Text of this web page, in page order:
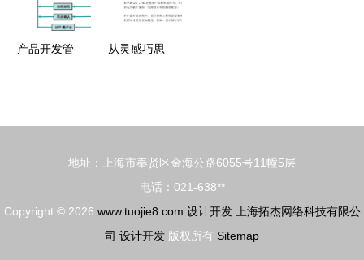
产品开发管
从灵感巧思
地址：上海市奉贤区金海公路6055号11幢5层
电话：021-638**
Copyright © 2026 www.tuojie8.com 设计开发
上海拓杰网络科技有限公
司 设计开发 版权所有 Sitemap